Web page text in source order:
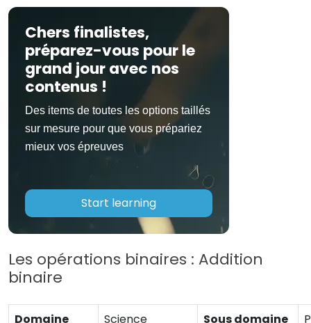
Chers finalistes,
préparez-vous pour le
grand jour avec nos
contenus !
Des items de toutes les options taillés
sur mesure pour que vous prépariez
mieux vos épreuves
Start learning
Les opérations binaires : Addition
binaire
Domaine Science Sous domaine